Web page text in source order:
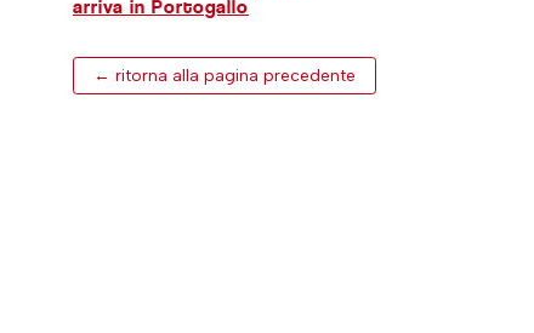
arriva in Portogallo
← ritorna alla pagina precedente